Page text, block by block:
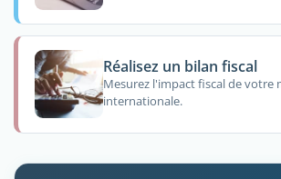
Réalisez un bilan fiscal
Mesurez l'impact fiscal de votre
internationale.